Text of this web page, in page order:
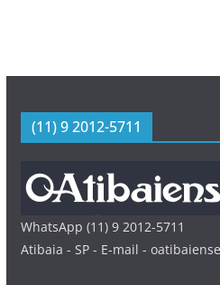
(11) 9 2012-5711
WhatsApp (11) 9 2012-5711
Atibaia - SP - E-mail -